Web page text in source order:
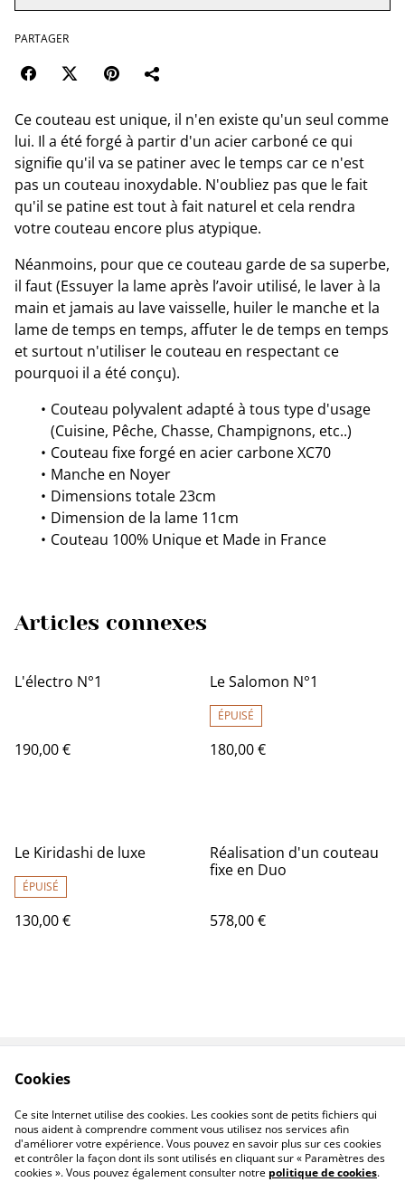
PARTAGER
Ce couteau est unique, il n'en existe qu'un seul comme
lui. Il a été forgé à partir d'un acier carboné ce qui
signifie qu'il va se patiner avec le temps car ce n'est
pas un couteau inoxydable. N'oubliez pas que le fait
qu'il se patine est tout à fait naturel et cela rendra
votre couteau encore plus atypique.
Néanmoins, pour que ce couteau garde de sa superbe,
il faut (Essuyer la lame après l’avoir utilisé, le laver à la
main et jamais au lave vaisselle, huiler le manche et la
lame de temps en temps, affuter le de temps en temps
et surtout n'utiliser le couteau en respectant ce
pourquoi il a été conçu).
Couteau polyvalent adapté à tous type d'usage
(Cuisine, Pêche, Chasse, Champignons, etc..)
Couteau fixe forgé en acier carbone XC70
Manche en Noyer
Dimensions totale 23cm
Dimension de la lame 11cm
Couteau 100% Unique et Made in France
Articles connexes
L'électro N°1
190,00 €
Le Salomon N°1
ÉPUISÉ
180,00 €
Le Kiridashi de luxe
ÉPUISÉ
130,00 €
Réalisation d'un couteau
fixe en Duo
578,00 €
Politique de
confidentialité
Politique de cookies
Cookies
Ce site Internet utilise des cookies. Les cookies sont de petits fichiers qui
nous aident à comprendre comment vous utilisez nos services afin
d'améliorer votre expérience. Vous pouvez en savoir plus sur ces cookies
et contrôler la façon dont ils sont utilisés en cliquant sur « Paramètres des
cookies ». Vous pouvez également consulter notre politique de cookies.